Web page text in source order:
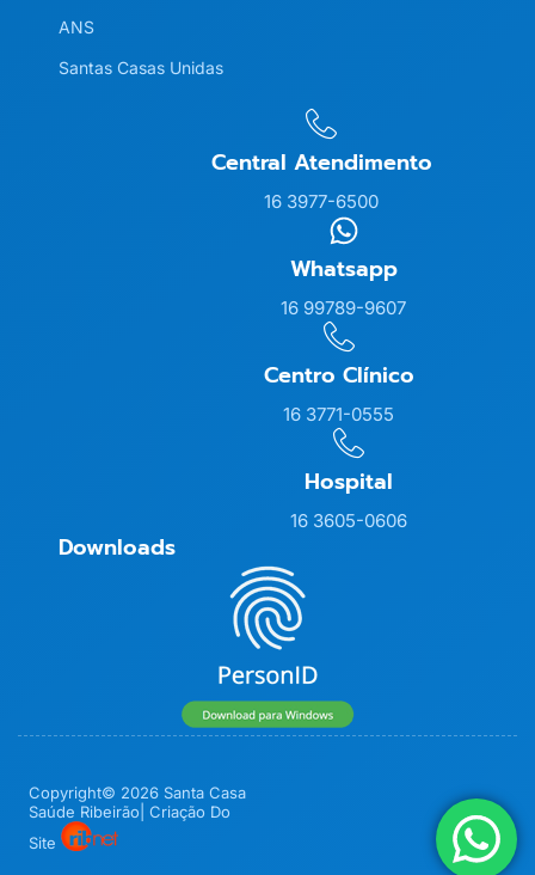
ANS
Santas Casas Unidas
Central Atendimento
16 3977-6500
Whatsapp
16 99789-9607
Centro Clínico
16 3771-0555
Hospital
16 3605-0606
Downloads
Copyright© 2026 Santa Casa
Saúde Ribeirão| Criação Do
Site